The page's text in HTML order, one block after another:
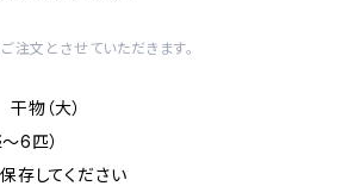
注文とさせていただきます。
物（大）
6匹）
存してください